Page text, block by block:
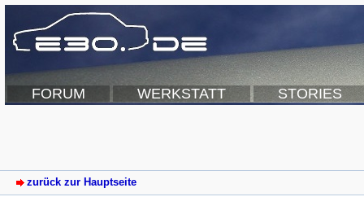
FORUM WERKSTATT STORIES
zurück zur Hauptseite